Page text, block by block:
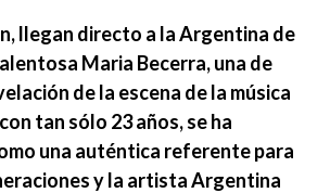
llegan directo a la Argentina de
Maria Becerra, una de
de la escena de la música
tan sólo 23 años, se ha
una auténtica referente para
y la artista Argentina